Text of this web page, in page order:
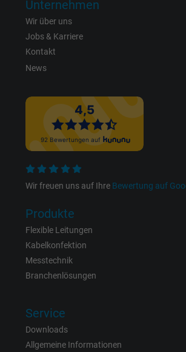
Anbieter
Laufzeit
Zweck
Erzeugt statistische
Besucher die Website
Name _gat_UA-4852692-1,
Anbieter Google LLC
Laufzeit
Zweck
Cookie von Google für
Anbieter
Unternehmen
Wir über uns
Jobs & Karriere
Kontakt
News
Wir freuen uns auf Ihre Bewertung auf
Produkte
Flexible Leitungen
Kabelkonfektion
Messtechnik
Branchenlösungen
Service
Downloads
Allgemeine Informationen